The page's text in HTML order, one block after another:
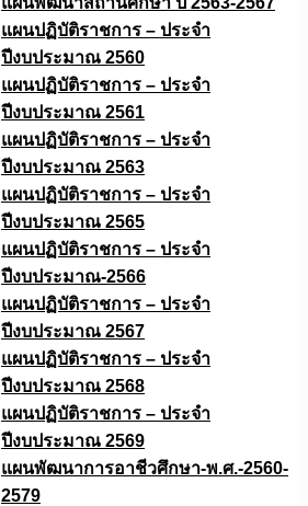
แผนปฏิบัติราชการ – ประจำ
ปีงบประมาณ 2560
แผนปฏิบัติราชการ – ประจำ
ปีงบประมาณ 2561
แผนปฏิบัติราชการ – ประจำ
ปีงบประมาณ 2563
แผนปฏิบัติราชการ – ประจำ
ปีงบประมาณ 2565
แผนปฏิบัติราชการ – ประจำ
ปีงบประมาณ-2566
แผนปฏิบัติราชการ – ประจำ
ปีงบประมาณ 2567
แผนปฏิบัติราชการ – ประจำ
ปีงบประมาณ 2568
แผนปฏิบัติราชการ – ประจำ
ปีงบประมาณ 2569
แผนพัฒนาการอาชีวศึกษา-พ.ศ.-2560-
2579